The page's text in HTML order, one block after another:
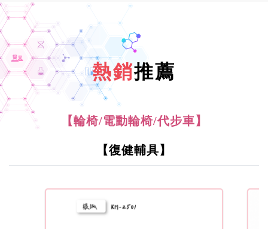
熱銷推薦
【輪椅/電動輪椅/代步車】
【復健輔具】